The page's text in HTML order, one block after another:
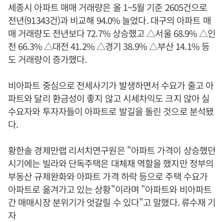
세종시 아파트 매매 거래량은 올 1~5월 기준 2605건으로
전년(91343건)과 비교해 94.0% 늘었다. 대구의 아파트 매
매 거래량도 전년보다 72.7% 상승했고 △서울 68.9% △인
천 66.3% △대전 41.2% △경기 38.9% △부산 14.1% 등
도 거래량이 증가했다.
비아파트 중심으로 전세사기가 발생하면서 수요가 줄고 아
파트와 달리 환금성이 좋지 않고 시세차익도 크지 않아 실
수요자와 투자자들이 아파트로 발길을 돌린 것으로 분석됐
다.
황한솔 경제만랩 리서치연구원은 "아파트 가격이 상승했던
시기에는 빌라와 단독주택은 대체재 역할을 했지만 정부의
부동산 규제완화와 아파트 가격 하락 등으로 주택 수요가
아파트로 옮겨가고 있는 상황"이라며 "아파트와 비아파트
간 매매시장 분위기가 엇갈릴 수 있다"고 말했다. 류수재 기
자